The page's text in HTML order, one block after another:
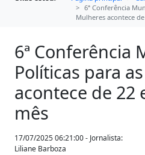
6ª Conferência
Mulheres acontece
6ª Conferência
Políticas para
acontece de 22
mês
17/07/2025 06:21:00 - Jornalista:
Liliane Barboza